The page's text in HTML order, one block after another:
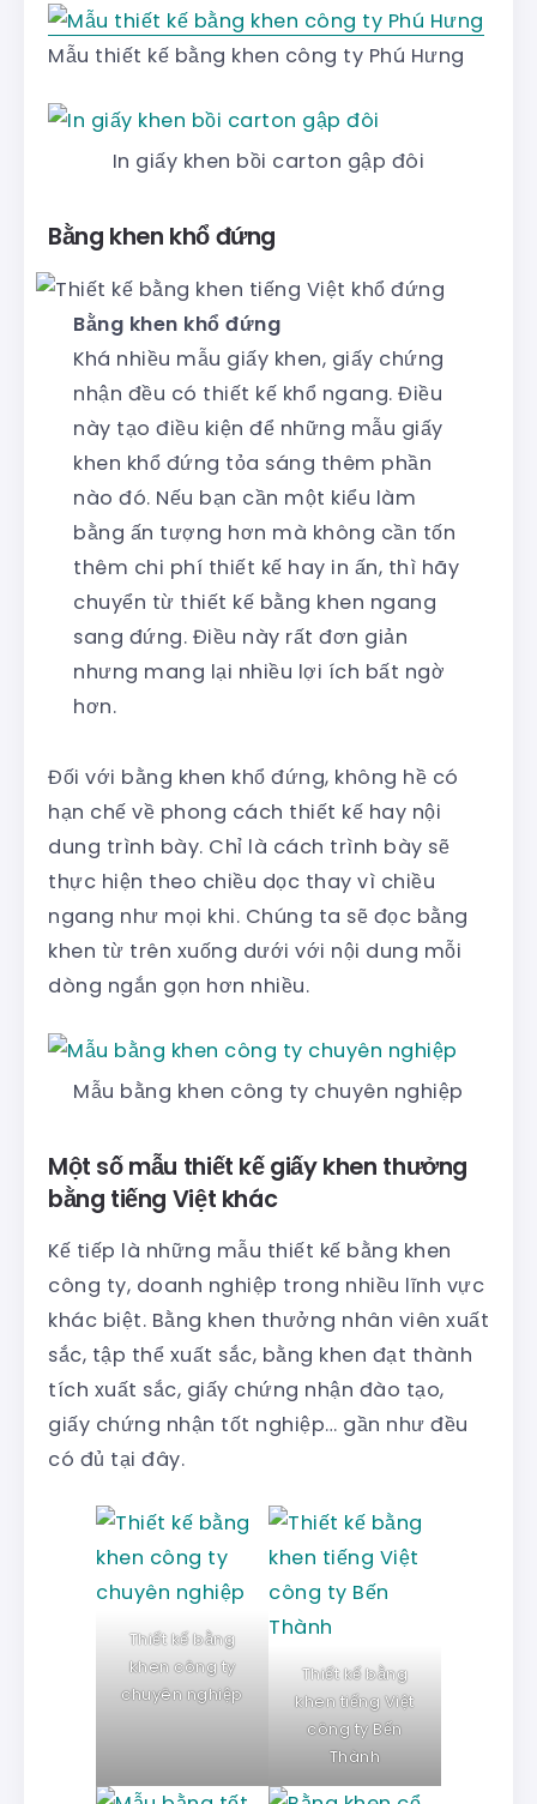
Mẫu thiết kế bằng khen công ty Phú Hưng
In giấy khen bồi carton gập đôi
Bằng khen khổ đứng
Bằng khen khổ đứng
Khá nhiều mẫu giấy khen, giấy chứng
nhận đều có thiết kế khổ ngang. Điều
này tạo điều kiện để những mẫu giấy
khen khổ đứng tỏa sáng thêm phần
nào đó. Nếu bạn cần một kiểu làm
bằng ấn tượng hơn mà không cần tốn
thêm chi phí thiết kế hay in ấn, thì hãy
chuyển từ thiết kế bằng khen ngang
sang đứng. Điều này rất đơn giản
nhưng mang lại nhiều lợi ích bất ngờ
hơn.
Đối với bằng khen khổ đứng, không hề có
hạn chế về phong cách thiết kế hay nội
dung trình bày. Chỉ là cách trình bày sẽ
thực hiện theo chiều dọc thay vì chiều
ngang như mọi khi. Chúng ta sẽ đọc bằng
khen từ trên xuống dưới với nội dung mỗi
dòng ngắn gọn hơn nhiều.
Mẫu bằng khen công ty chuyên nghiệp
Một số mẫu thiết kế giấy khen thưởng
bằng tiếng Việt khác
Kế tiếp là những mẫu thiết kế bằng khen
công ty, doanh nghiệp trong nhiều lĩnh vực
khác biệt. Bằng khen thưởng nhân viên xuất
sắc, tập thể xuất sắc, bằng khen đạt thành
tích xuất sắc, giấy chứng nhận đào tạo,
giấy chứng nhận tốt nghiệp… gần như đều
có đủ tại đây.
Thiết kế bằng
khen công ty
chuyên nghiệp
Thiết kế bằng
khen tiếng Việt
công ty Bến
Thành